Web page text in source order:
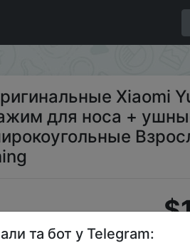
+ ушные вилки набор
Xiaomi
для носа +
та бот у Telegram: